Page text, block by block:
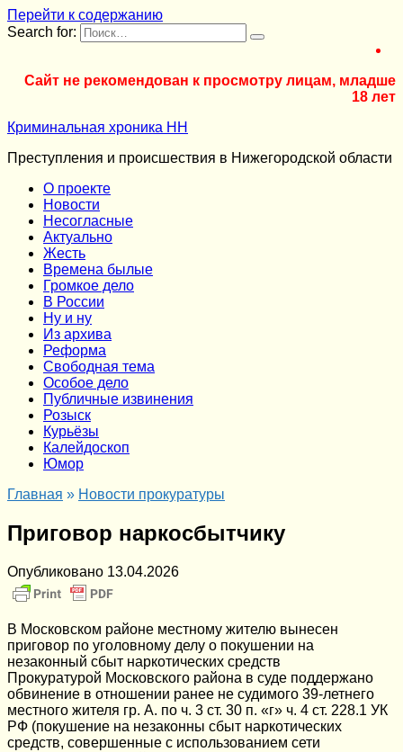
Перейти к содержанию
Search for:
Сайт не рекомендован к просмотру лицам, младше
18 лет
Криминальная хроника НН
Преступления и происшествия в Нижегородской области
О проекте
Новости
Несогласные
Актуально
Жесть
Времена былые
Громкое дело
В России
Ну и ну
Из архива
Реформа
Cвободная тема
Особое дело
Публичные извинения
Розыск
Курьёзы
Калейдоскоп
Юмор
Главная » Новости прокуратуры
Приговор наркосбытчику
Опубликовано 13.04.2026
В Московском районе местному жителю вынесен
приговор по уголовному делу о покушении на
незаконный сбыт наркотических средств
Прокуратурой Московского района в суде поддержано
обвинение в отношении ранее не судимого 39-летнего
местного жителя гр. А. по ч. 3 ст. 30 п. «г» ч. 4 ст. 228.1 УК
РФ (покушение на незаконны сбыт наркотических
средств, совершенные с использованием сети